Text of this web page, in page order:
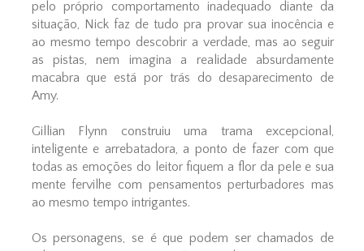
pelo próprio comportamento inadequado diante da
situação, Nick faz de tudo pra provar sua inocência e
ao mesmo tempo descobrir a verdade, mas ao seguir
as pistas, nem imagina a realidade absurdamente
macabra que está por trás do desaparecimento de
Amy.
Gillian Flynn construiu uma trama excepcional,
inteligente e arrebatadora, a ponto de fazer com que
todas as emoções do leitor fiquem a flor da pele e sua
mente fervilhe com pensamentos perturbadores mas
ao mesmo tempo intrigantes.
Os personagens, se é que podem ser chamados de